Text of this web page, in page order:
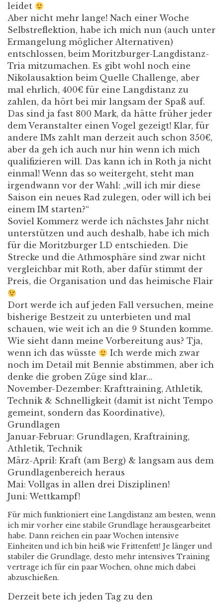
leidet
Aber nicht mehr lange! Nach einer Woche
Selbstreflektion, habe ich mich nun (auch unter
Ermangelung möglicher Alternativen)
entschlossen, beim Moritzburger-Langdistanz-
Tria mitzumachen. Es gibt wohl noch eine
Nikolausaktion beim Quelle Challenge, aber
mal ehrlich, 400€ für eine Langdistanz zu
zahlen, da hört bei mir langsam der Spaß auf.
Das sind ja fast 800 Mark, da hätte früher jeder
dem Veranstalter einen Vogel gezeigt! Klar, für
andere IMs zahlt man derzeit auch schon 350€,
aber da geh ich auch nur hin wenn ich mich
qualifizieren will. Das kann ich in Roth ja nicht
einmal! Wenn das so weitergeht, steht man
irgendwann vor der Wahl: „will ich mir diese
Saison ein neues Rad zulegen, oder will ich bei
einem IM starten?“
Soviel Kommerz werde ich nächstes Jahr nicht
unterstützen und auch deshalb, habe ich mich
für die Moritzburger LD entschieden. Die
Strecke und die Athmosphäre sind zwar nicht
vergleichbar mit Roth, aber dafür stimmt der
Preis, die Organisation und das heimische Flair
Dort werde ich auf jeden Fall versuchen, meine
bisherige Bestzeit zu unterbieten und mal
schauen, wie weit ich an die 9 Stunden komme.
Wie sieht dann meine Vorbereitung aus? Tja,
wenn ich das wüsste
Ich werde mich zwar
noch im Detail mit Bennie abstimmen, aber ich
denke die groben Züge sind klar…
November-Dezember: Krafttraining, Athletik,
Technik & Schnelligkeit (damit ist nicht Tempo
gemeint, sondern das Koordinative),
Grundlagen
Januar-Februar: Grundlagen, Kraftraining,
Athletik, Technik
März-April: Kraft (am Berg) & langsam aus dem
Grundlagenbereich heraus
Mai: Vollgas in allen drei Disziplinen!
Juni: Wettkampf!
Für mich funktioniert eine Langdistanz am besten, wenn
ich mir vorher eine stabile Grundlage herausgearbeitet
habe. Dann reichen ein paar Wochen intensive
Einheiten und ich bin heiß wie Frittenfett! Je länger und
stabiler die Grundlage, desto mehr intensives Training
vertrage ich für ein paar Wochen, ohne mich dabei
abzuschießen.
Derzeit bete ich jeden Tag zu den